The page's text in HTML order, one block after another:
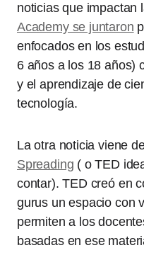
noticias que impactan
Academy se juntaron
enfocados en los
6 años a los 18 años)
y el aprendizaje de
tecnología.
La otra noticia viene
Spreading ( o TED
contar). TED creó en
gurus un espacio con
permiten a los
basadas en ese